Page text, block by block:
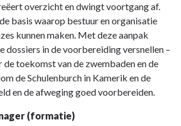
overzicht en dwingt voortgang af.
basis waarop bestuur en organisatie
kunnen maken. Met deze aanpak
dossiers in de voorbereiding versnellen –
de toekomst van de zwembaden en de
de Schulenburch in Kamerik en de
en de afweging goed voorbereiden.
(formatie)